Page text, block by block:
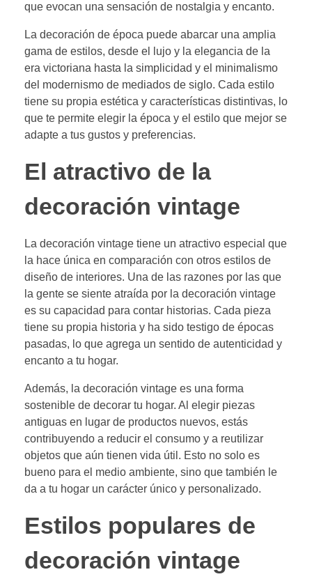
que evocan una sensación de nostalgia y encanto.
La decoración de época puede abarcar una amplia
gama de estilos, desde el lujo y la elegancia de la
era victoriana hasta la simplicidad y el minimalismo
del modernismo de mediados de siglo. Cada estilo
tiene su propia estética y características distintivas, lo
que te permite elegir la época y el estilo que mejor se
adapte a tus gustos y preferencias.
El atractivo de la
decoración vintage
La decoración vintage tiene un atractivo especial que
la hace única en comparación con otros estilos de
diseño de interiores. Una de las razones por las que
la gente se siente atraída por la decoración vintage
es su capacidad para contar historias. Cada pieza
tiene su propia historia y ha sido testigo de épocas
pasadas, lo que agrega un sentido de autenticidad y
encanto a tu hogar.
Además, la decoración vintage es una forma
sostenible de decorar tu hogar. Al elegir piezas
antiguas en lugar de productos nuevos, estás
contribuyendo a reducir el consumo y a reutilizar
objetos que aún tienen vida útil. Esto no solo es
bueno para el medio ambiente, sino que también le
da a tu hogar un carácter único y personalizado.
Estilos populares de
decoración vintage